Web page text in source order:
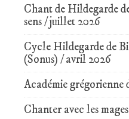
Chant de Hildegarde
sens / juillet 2026
Cycle Hildegarde de
(Sonus) / avril 2026
Académie grégorienne
Chanter avec les